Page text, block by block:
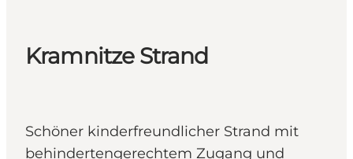
Kramnitze Strand
Schöner kinderfreundlicher Strand mit
behindertengerechtem Zugang und